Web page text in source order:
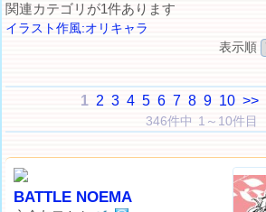
関連カテゴリが1件あります
イラスト作風:オリキャラ
表示順
1 2 3 4 5 6 7 8 9 10 >>
346件中 1～10件目
BATTLE NOEMA